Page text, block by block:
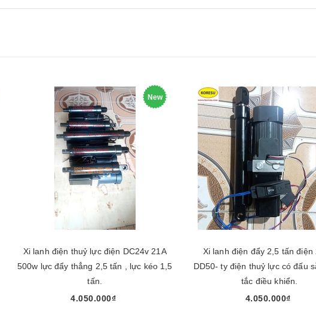
New
Xi lanh điện thuỷ lực điện DC24v 21A
500w lực đẩy thẳng 2,5 tấn , lực kéo 1,5
tấn.
4.050.000₫
Xi lanh điện đẩy 2,5 tấn điện
DD50- ty điện thuỷ lực có đấu
tắc điều khiển.
4.050.000₫